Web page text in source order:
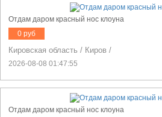
Отдам даром красный нос клоуна
0 руб
Кировская область / Киров /
2026-08-08 01:47:55
Отдам даром красный нос клоуна